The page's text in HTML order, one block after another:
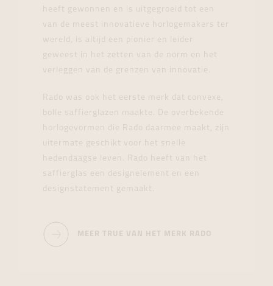
heeft gewonnen en is uitgegroeid tot een
van de meest innovatieve horlogemakers ter
wereld, is altijd een pionier en leider
geweest in het zetten van de norm en het
verleggen van de grenzen van innovatie.
Rado was ook het eerste merk dat convexe,
bolle saffierglazen maakte. De overbekende
horlogevormen die Rado daarmee maakt, zijn
uitermate geschikt voor het snelle
hedendaagse leven. Rado heeft van het
saffierglas een designelement en een
designstatement gemaakt.
MEER TRUE VAN HET MERK RADO